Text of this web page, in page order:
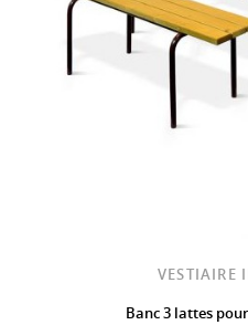
VESTIAIRE
Banc 3 lattes